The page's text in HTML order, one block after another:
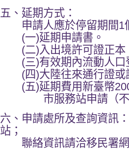
五、延期方式：
申請人應於停留期間1
(一)延期申請書。
(二)入出境許可證正本
(三)有效期內流動人口
(四)大陸往來通行證或
(五)延期費用新臺幣
市服務站申請（不受
六、申請處所及查詢資訊
站；
聯絡資訊請洽移民署網